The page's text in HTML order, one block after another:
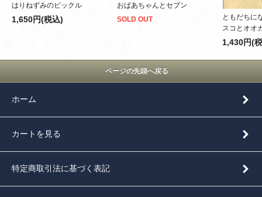
はりねずみのピックル
1,650円(税込)
おばあちゃんとセブン
SOLD OUT
ともだち
スコとオオ
1,430円(
ページの先頭へ戻る
ホーム
カートを見る
特定商取引法に基づく表記